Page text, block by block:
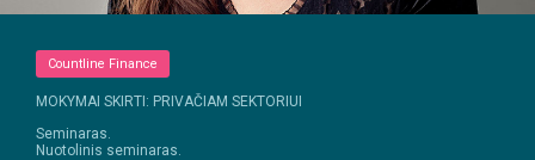
Countline Finance
MOKYMAI SKIRTI: PRIVAČIAM SEKTORIUI
Seminaras.
Nuotolinis seminaras.